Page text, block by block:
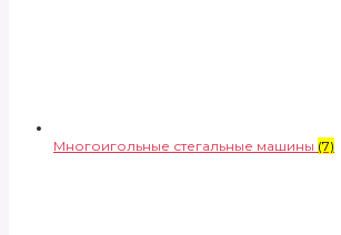
Многоигольные стегальные машины (7)